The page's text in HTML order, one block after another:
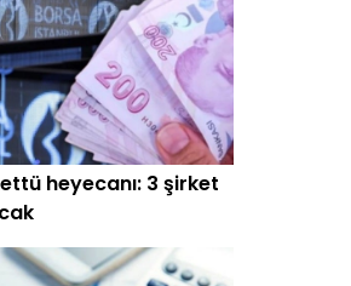
heyecanı: 3 şirket